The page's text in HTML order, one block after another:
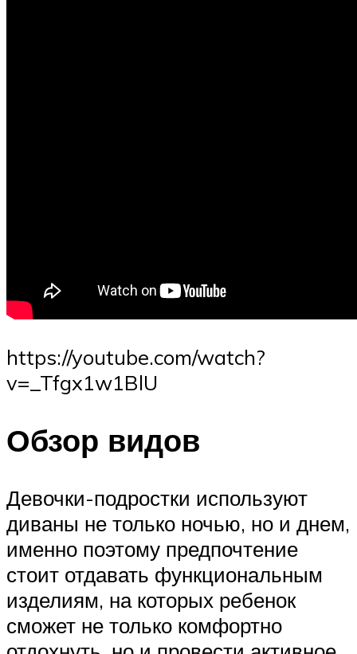
https://youtube.com/watch?
v=_Tfgx1w1BlU
Обзор видов
Девочки-подростки используют
диваны не только ночью, но и днем,
именно поэтому предпочтение
стоит отдавать функциональным
изделиям, на которых ребенок
сможет не только комфортно